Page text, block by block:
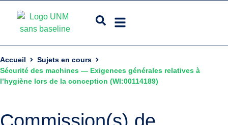
Accueil
Sujets en cours
Sécurité des machines — Exigences générales relatives à
l’hygiène lors de la conception (WI:00114189)